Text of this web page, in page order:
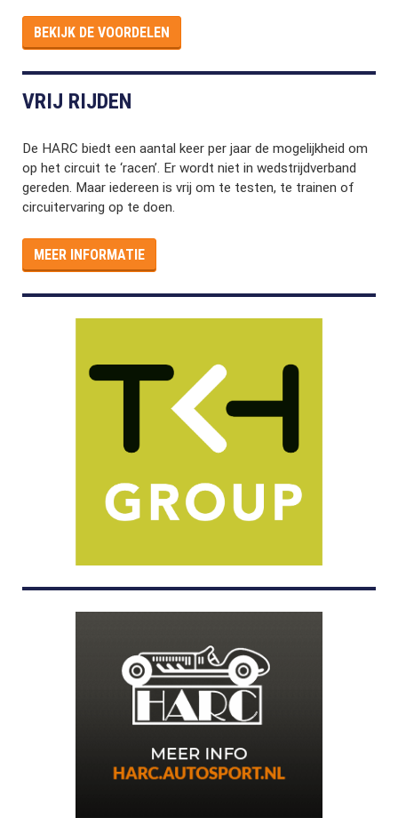
BEKIJK DE VOORDELEN
VRIJ RIJDEN
De HARC biedt een aantal keer per jaar de mogelijkheid om
op het circuit te ‘racen’. Er wordt niet in wedstrijdverband
gereden. Maar iedereen is vrij om te testen, te trainen of
circuitervaring op te doen.
MEER INFORMATIE